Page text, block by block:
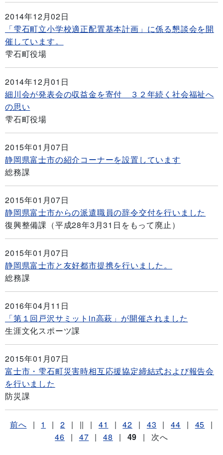
2014年12月02日
「雫石町立小学校適正配置基本計画」に係る懇談会を開
催しています。
雫石町役場
2014年12月01日
細川会が発表会の収益金を寄付 ３２年続く社会福祉へ
の思い
雫石町役場
2015年01月07日
静岡県富士市の紹介コーナーを設置しています
総務課
2015年01月07日
静岡県富士市からの派遣職員の辞令交付を行いました
復興整備課（平成28年3月31日をもって廃止）
2015年01月07日
静岡県富士市と友好都市提携を行いました。
総務課
2016年04月11日
「第１回戸沢サミットin高萩」が開催されました
生涯文化スポーツ課
2015年01月07日
富士市・雫石町災害時相互応援協定締結式および報告会
を行いました
防災課
前へ | 1 | 2 | || | 41 | 42 | 43 | 44 | 45
|
46
| 47 | 48 | 49 | 次へ